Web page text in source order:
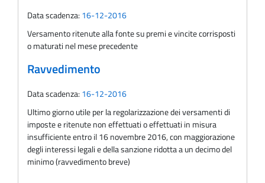
Data scadenza: 16-12-2016
Versamento ritenute alla fonte su premi e vincite corrisposti
o maturati nel mese precedente
Ravvedimento
Data scadenza: 16-12-2016
Ultimo giorno utile per la regolarizzazione dei versamenti di
imposte e ritenute non effettuati o effettuati in misura
insufficiente entro il 16 novembre 2016, con maggiorazione
degli interessi legali e della sanzione ridotta a un decimo del
minimo (ravvedimento breve)